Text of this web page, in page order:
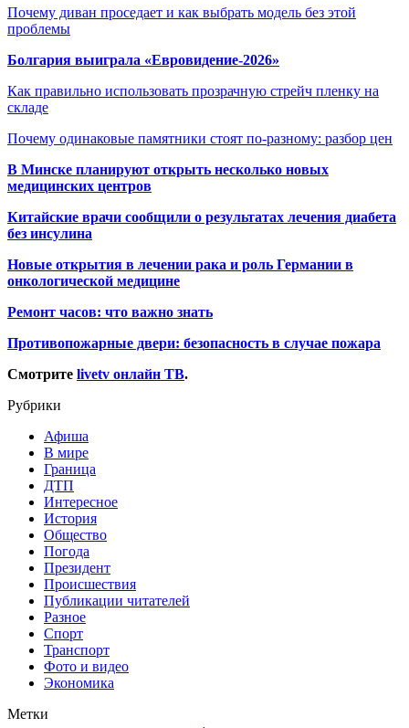
Почему диван проседает и как выбрать модель без этой
проблемы
Болгария выиграла «Евровидение-2026»
Как правильно использовать прозрачную стрейч пленку на
складе
Почему одинаковые памятники стоят по-разному: разбор цен
В Минске планируют открыть несколько новых
медицинских центров
Китайские врачи сообщили о результатах лечения диабета
без инсулина
Новые открытия в лечении рака и роль Германии в
онкологической медицине
Ремонт часов: что важно знать
Противопожарные двери: безопасность в случае пожара
Смотрите livetv онлайн ТВ.
Рубрики
Афиша
В мире
Граница
ДТП
Интересное
История
Общество
Погода
Президент
Происшествия
Публикации читателей
Разное
Спорт
Транспорт
Фото и видео
Экономика
Метки